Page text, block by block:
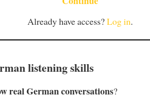
Already have access?Log in.
listening skills
real German conversations?